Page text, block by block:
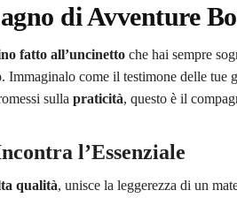
di Avventure
fatto all’uncinettoche hai sempre
Immaginalo come il testimone delle tue
sulla praticità, questo è il
l’Essenziale
qualità, unisce la leggerezza di un